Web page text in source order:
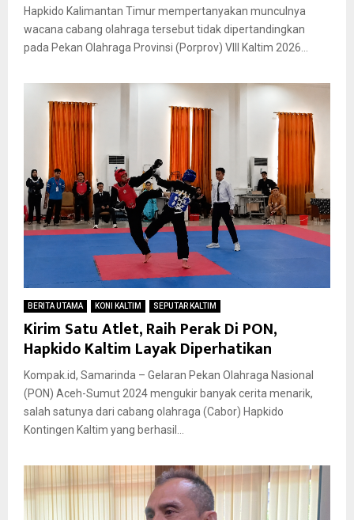
Hapkido Kalimantan Timur mempertanyakan munculnya
wacana cabang olahraga tersebut tidak dipertandingkan
pada Pekan Olahraga Provinsi (Porprov) VIII Kaltim 2026...
BERITA UTAMA KONI KALTIM SEPUTAR KALTIM
Kirim Satu Atlet, Raih Perak Di PON,
Hapkido Kaltim Layak Diperhatikan
Kompak.id, Samarinda – Gelaran Pekan Olahraga Nasional
(PON) Aceh-Sumut 2024 mengukir banyak cerita menarik,
salah satunya dari cabang olahraga (Cabor) Hapkido
Kontingen Kaltim yang berhasil...